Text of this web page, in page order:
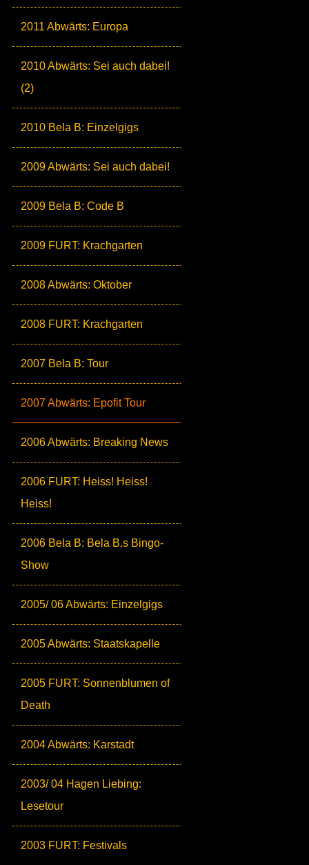
2011 Abwärts: Europa
2010 Abwärts: Sei auch dabei!
(2)
2010 Bela B: Einzelgigs
2009 Abwärts: Sei auch dabei!
2009 Bela B: Code B
2009 FURT: Krachgarten
2008 Abwärts: Oktober
2008 FURT: Krachgarten
2007 Bela B: Tour
2007 Abwärts: Epofit Tour
2006 Abwärts: Breaking News
2006 FURT: Heiss! Heiss!
Heiss!
2006 Bela B: Bela B.s Bingo-
Show
2005/ 06 Abwärts: Einzelgigs
2005 Abwärts: Staatskapelle
2005 FURT: Sonnenblumen of
Death
2004 Abwärts: Karstadt
2003/ 04 Hagen Liebing:
Lesetour
2003 FURT: Festivals